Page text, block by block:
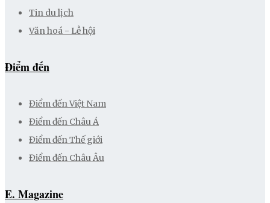
Tin du lịch
Văn hoá - Lễ hội
Điểm đến
Điểm đến Việt Nam
Điểm đến Châu Á
Điểm đến Thế giới
Điểm đến Châu Âu
E. Magazine